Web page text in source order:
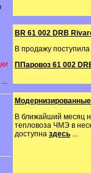
...
BR 61 002 DRB
В продажу
ППаровоз 61 002
В ближайший месяц
тепловоза ЧМЭ в
доступна здесь ...